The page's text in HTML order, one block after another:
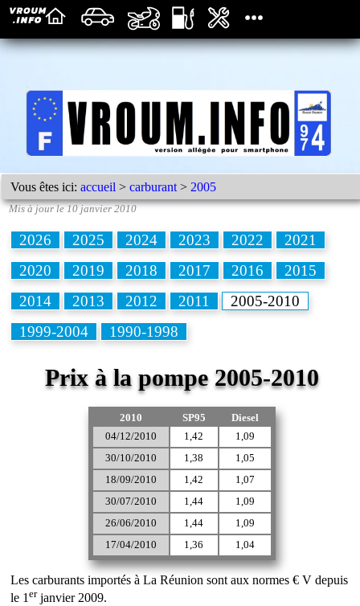
Vous êtes ici:accueil >carburant > 2005
Mis à jour le 10 janvier 2010
2026 2025 2024 2023 2022
2021
2020
2019 2018 2017 2016
2015
2014
2013 2012 2011
2005-2010
1999-2004
1990-1998
Prix à la pompe 2005-2010
2010 SP95
Diesel
04/12/2010
1,42
1,09
30/10/2010
1,38
1,05
18/09/2010
1,42
1,07
30/07/2010
1,44
1,09
26/06/2010
1,44
1,09
17/04/2010
1,36 1,04
Les carburants importés à La Réunion sont aux normes € V depuis
le 1erjanvier 2009.